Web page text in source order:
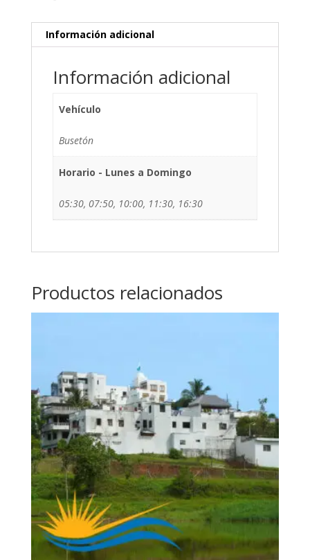
Información adicional
Información adicional
Vehículo
Busetón
Horario - Lunes a Domingo
05:30, 07:50, 10:00, 11:30, 16:30
Productos relacionados